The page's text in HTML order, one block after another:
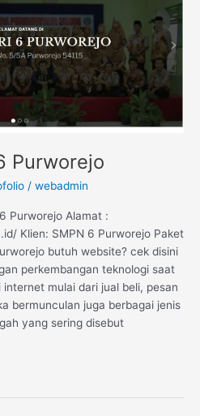
Purworejo
/ webadmin
Purworejo Alamat :
Klien: SMPN 6 Purworejo Paket
butuh website? cek disini
perkembangan teknologi saat
mulai dari jual beli, pesan
bermunculan juga berbagai jenis
yang sering disebut